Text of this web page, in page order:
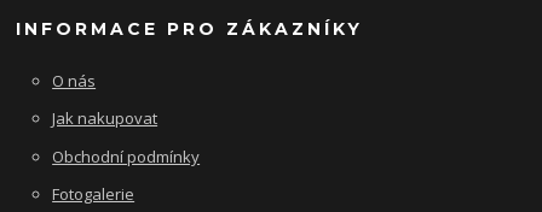
INFORMACE PRO ZÁKAZNÍKY
O nás
Jak nakupovat
Obchodní podmínky
Fotogalerie